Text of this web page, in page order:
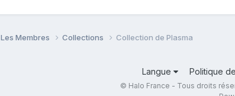
Les Membres Collections Collection de Plasma
Langue Politique
© Halo France - Tous droits